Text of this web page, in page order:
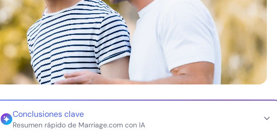
Conclusiones clave
Resumen rápido de Marriage.com con IA